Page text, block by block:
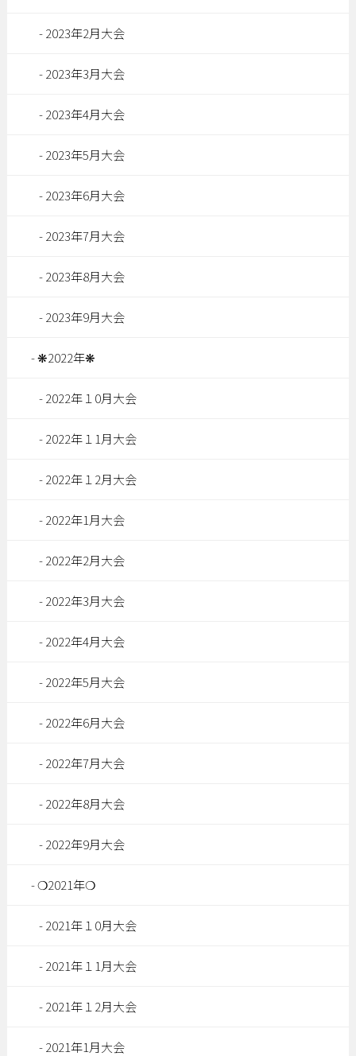
2023年2月大会
2023年3月大会
2023年4月大会
2023年5月大会
2023年6月大会
2023年7月大会
2023年8月大会
2023年9月大会
❋2022年❋
2022年１0月大会
2022年１1月大会
2022年１2月大会
2022年1月大会
2022年2月大会
2022年3月大会
2022年4月大会
2022年5月大会
2022年6月大会
2022年7月大会
2022年8月大会
2022年9月大会
❍2021年❍
2021年１0月大会
2021年１1月大会
2021年１2月大会
2021年1月大会